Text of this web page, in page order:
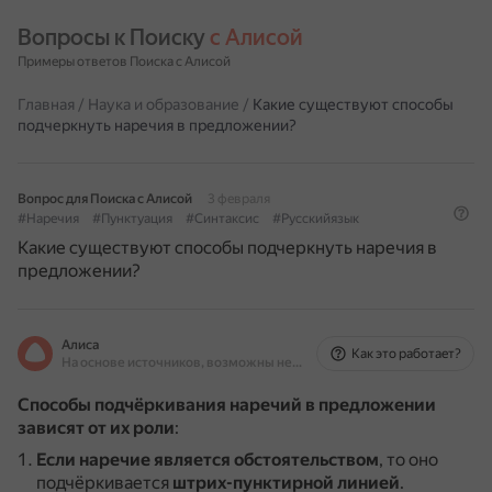
Вопросы к Поиску с Алисой
Примеры ответов Поиска с Алисой
Главная / Наука и образование / Какие существуют способы
подчеркнуть наречия в предложении?
Вопрос для Поиска с Алисой
3 февраля
#Наречия
#Пунктуация #Синтаксис #Русскийязык
Какие существуют способы подчеркнуть наречия в
предложении?
Алиса
На основе источников, возможны неточности
Как это работает?
Способы подчёркивания наречий в предложении
зависят от их роли:
Если наречие является обстоятельством, то оно
подчёркивается штрих-пунктирной линией.